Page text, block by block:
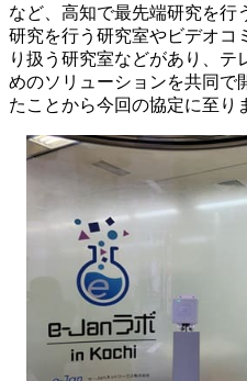
など、高知で最先端研究を行
研究を行う研究室やビデオコ
り扱う研究室などがあり、テ
めのソリューションを共同で
たことから今回の協定に至り